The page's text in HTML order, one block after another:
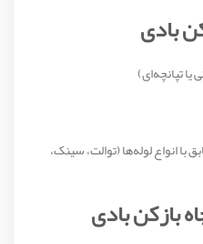
بادی
تپانچه‌ای)
با انواع لوله‌ها (توالت، سینک،
بازکن بادی